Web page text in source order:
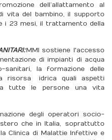
dell’allattamento al
vita del bambino, il supporto
i 23 mesi, il trattamento della
MMI sostiene l'accesso
di impianti di acqua
sanitari, la formazione delle
risorsa idrica quali aspetti
tutte le persone una vita
degli operatori socio-
che in Italia, soprattutto
Clinica di Malattie Infettive e